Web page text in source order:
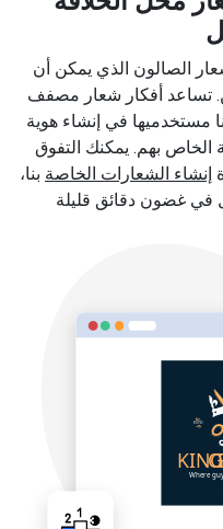
الصالون الذي يمكن أن
تساعد أفكار شعار مصفف
مستخدميها في إنشاء هوية
الخاص بهم. يمكنك التفوق
إنشاء الشعارات الخاصة بنا،
في غضون دقائق قليلة